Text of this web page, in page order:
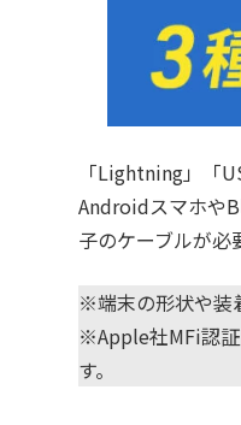
「Lightning」「
Androidスマホや
子のケーブルが必
※端末の形状や装
※Apple社MFi認証
す。